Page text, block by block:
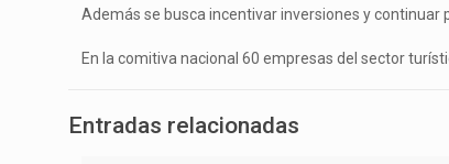
Además se busca incentivar inversiones y
En la comitiva nacional 60 empresas del sector
Entradas relacionadas